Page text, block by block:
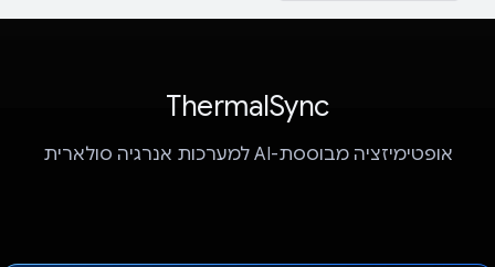
ThermalSync
אופטימיזציה מבוססת-AI למערכות אנרגיה סולארית